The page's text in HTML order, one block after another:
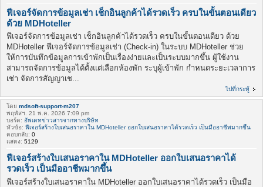
ฟีเจอร์จัดการข้อมูลเช่า เช็กอินลูกค้าได้รวดเร็ว ครบในขั้นตอนเดียว
ด้วย MDHoteller
ฟีเจอร์จัดการข้อมูลเช่า เช็กอินลูกค้าได้รวดเร็ว ครบในขั้นตอนเดียว ด้วย
MDHoteller ฟีเจอร์จัดการข้อมูลเช่า (Check-in) ในระบบ MDHoteller ช่วย
ให้การบันทึกข้อมูลการเข้าพักเป็นเรื่องง่ายและเป็นระบบมากขึ้น ผู้ใช้งาน
สามารถจัดการข้อมูลได้ตั้งแต่เลือกห้องพัก ระบุผู้เข้าพัก กำหนดระยะเวลาการ
เช่า จัดการสัญญาเช...
ไปที่กระทู้
โดย mdsoft-support-m207
พฤหัสฯ. 21 พ.ค. 2026 7:09 pm
บอร์ด: อัพเดทข่าวสารจากทางบริษัท
หัวข้อ: ฟีเจอร์สร้างใบเสนอราคาใน MDHoteller ออกใบเสนอราคาได้รวดเร็ว เป็นมืออาชีพมากขึ้น
ตอบกลับ: 0
แสดง: 5129
ฟีเจอร์สร้างใบเสนอราคาใน MDHoteller ออกใบเสนอราคาได้
รวดเร็ว เป็นมืออาชีพมากขึ้น
ฟีเจอร์สร้างใบเสนอราคาใน MDHoteller ออกใบเสนอราคาได้รวดเร็ว เป็นมือ